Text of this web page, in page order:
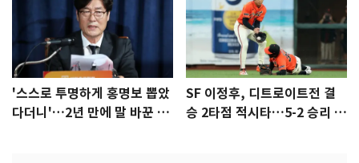
'스스로 투명하게 홍명보 뽑았
다더니'…2년 만에 말 바꾼 이
SF 이정후, 디트로이트전 결
승 2타점 적시타…5-2 승리 견